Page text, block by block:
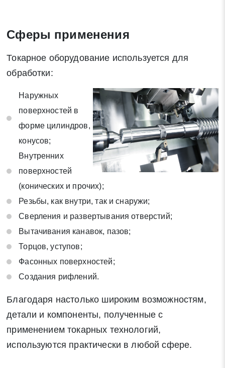
Сферы применения
Токарное оборудование используется для
обработки:
Наружных
поверхностей в
форме цилиндров,
конусов;
Внутренних
поверхностей
(конических и прочих);
Резьбы, как внутри, так и снаружи;
Сверления и развертывания отверстий;
Вытачивания канавок, пазов;
Торцов, уступов;
Фасонных поверхностей;
Создания рифлений.
Благодаря настолько широким возможностям,
детали и компоненты, полученные с
применением токарных технологий,
используются практически в любой сфере.
Нажимая на кнопку «Отправить заявку» Вы даете согласие
на обработку своих персональных данных в соответствии со
статьей 9 Федерального закона от 27 июля 2006 г. N 152-ФЗ
«О персональных данных», а также соглашаетесь на
информационную рассылку по средством e-mail или СМС